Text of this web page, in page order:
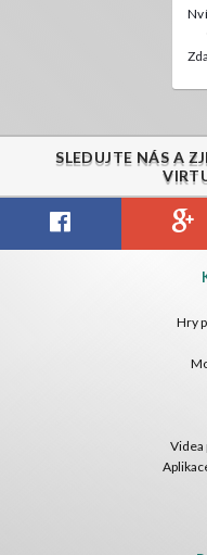
SLEDUJTE NÁS A
Hry
Videa